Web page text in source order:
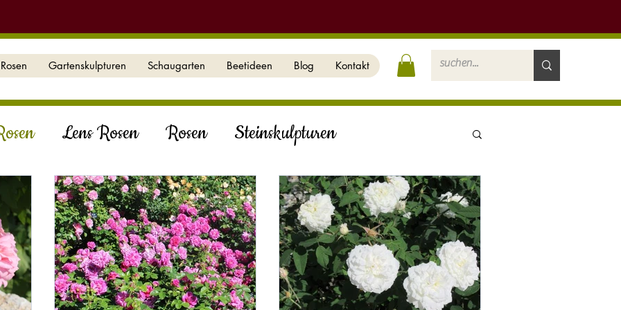
Rosen Gartenskulpturen Schaugarten Beetideen Blog Kontakt
Lens Rosen Rosen Steinskulpturen